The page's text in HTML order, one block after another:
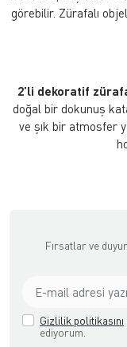
görebilir. Zürafalı
2’li dekoratif
doğal bir dokunuş
ve şık bir atmosfer
Fırsatlar ve
Gizlilik politikasını
ediyorum.